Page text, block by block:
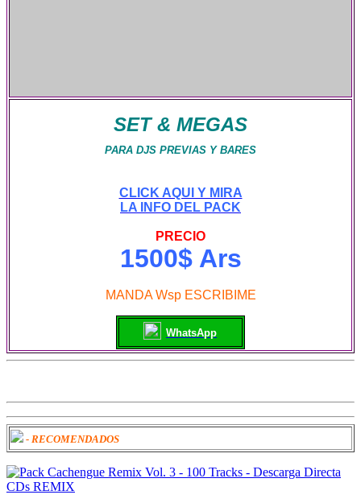
SET & MEGAS
PARA DJS PREVIAS Y BARES
CLICK AQUI Y MIRA
LA INFO DEL PACK
PRECIO
1500$ Ars
MANDA Wsp ESCRIBIME
WhatsApp
- RECOMENDADOS
CDs REMIX